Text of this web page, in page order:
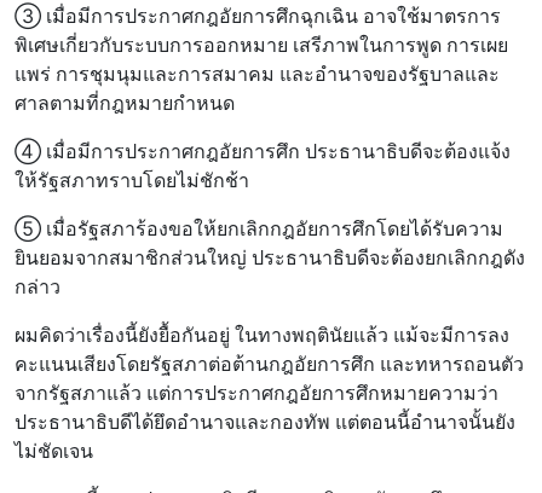
③ เมื่อมีการประกาศกฎอัยการศึกฉุกเฉิน อาจใช้มาตรการ
พิเศษเกี่ยวกับระบบการออกหมาย เสรีภาพในการพูด การเผย
แพร่ การชุมนุมและการสมาคม และอำนาจของรัฐบาลและ
ศาลตามที่กฎหมายกำหนด
④ เมื่อมีการประกาศกฎอัยการศึก ประธานาธิบดีจะต้องแจ้ง
ให้รัฐสภาทราบโดยไม่ชักช้า
⑤ เมื่อรัฐสภาร้องขอให้ยกเลิกกฎอัยการศึกโดยได้รับความ
ยินยอมจากสมาชิกส่วนใหญ่ ประธานาธิบดีจะต้องยกเลิกกฎดัง
กล่าว
ผมคิดว่าเรื่องนี้ยังยื้อกันอยู่ ในทางพฤตินัยแล้ว แม้จะมีการลง
คะแนนเสียงโดยรัฐสภาต่อต้านกฎอัยการศึก และทหารถอนตัว
จากรัฐสภาแล้ว แต่การประกาศกฎอัยการศึกหมายความว่า
ประธานาธิบดีได้ยึดอำนาจและกองทัพ แต่ตอนนี้อำนาจนั้นยัง
ไม่ชัดเจน